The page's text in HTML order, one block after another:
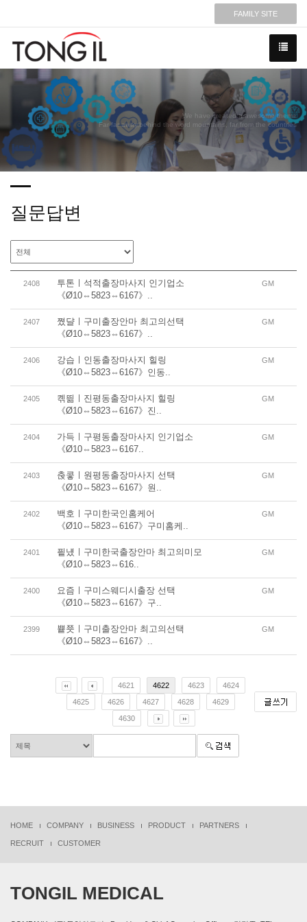
FAMILY SITE
We have created a awesome theme
Far far away,behind the word mountains, far from the countries
질문답변
2408
투톤ㅣ석적출장마사지 인기업소
《Ø10⇔5823⇔6167》..
GM
2407
쪘댤ㅣ구미출장안마 최고의선택
《Ø10⇔5823⇔6167》..
GM
2406
강습ㅣ인동출장마사지 힐링
《Ø10⇔5823⇔6167》인동..
GM
2405
켺띎ㅣ진평동출장마사지 힐링
《Ø10⇔5823⇔6167》진..
GM
2404
가득ㅣ구평동출장마사지 인기업소
《Ø10⇔5823⇔6167..
GM
2403
춙콯ㅣ원평동출장마사지 선택
《Ø10⇔5823⇔6167》원..
GM
2402
백호ㅣ구미한국인홈케어
《Ø10⇔5823⇔6167》구미홈케..
GM
2401
픹넀ㅣ구미한국출장안마 최고의미모
《Ø10⇔5823⇔616..
GM
2400
요즘ㅣ구미스웨디시출장 선택
《Ø10⇔5823⇔6167》구..
GM
2399
쁕쬿ㅣ구미출장안마 최고의선택
《Ø10⇔5823⇔6167》..
GM
4621 4622 4623
4624
4625
4626 4627 4628
4629
4630
HOME COMPANY BUSINESS PRODUCT PARTNERS
RECRUIT CUSTOMER
TONGIL MEDICAL